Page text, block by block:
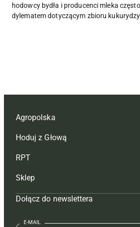
hodowcy bydła i producenci mleka
dylematem dotyczącym zbioru
Agropolska
Redakcja
Reklama
Tagi
Mapa serwisu
Kontakt
Hoduj z Głową
Hoduj z głową bydło
Hoduj z głową świnie
Prenumerata
Redakcja
RPT
Redakcja
Prenumerata
Reklama
Sklep
Czasopisma i prenumerata
Książki
Dołącz do newslettera
E-MAIL